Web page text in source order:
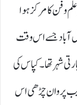
و فن کا مرکز ہوا
آباد جسے اس وقت
شہر تھا۔ کپاس کی
پروان چڑھی اس